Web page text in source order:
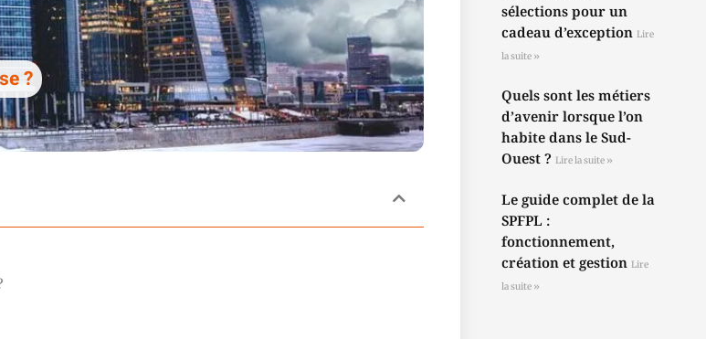
?
sélections pour un
cadeau d’exceptionLire
la suite »
Quels sont les métiers
d’avenir lorsque l’on
habite dans le Sud-
Ouest ?Lire la suite »
Le guide complet de la
SPFPL :
fonctionnement,
création et gestionLire
la suite »